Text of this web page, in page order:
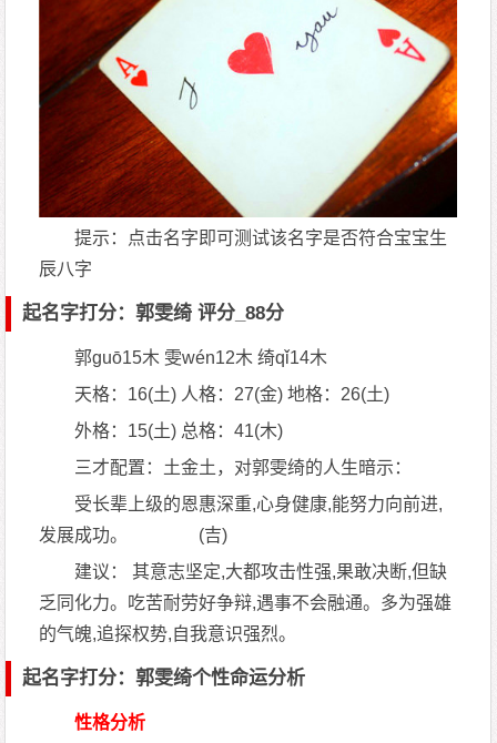
提示：点击名字即可测试该名字是否符合宝宝生
辰八字
起名字打分：郭雯绮 评分_88分
郭guō15木 雯wén12木 绮qǐ14木
天格：16(土) 人格：27(金) 地格：26(土)
外格：15(土) 总格：41(木)
三才配置：土金土，对郭雯绮的人生暗示：
受长辈上级的恩惠深重,心身健康,能努力向前进,
发展成功。 (吉)
建议： 其意志坚定,大都攻击性强,果敢决断,但缺
乏同化力。吃苦耐劳好争辩,遇事不会融通。多为强雄
的气魄,追探权势,自我意识强烈。
起名字打分：郭雯绮个性命运分析
性格分析